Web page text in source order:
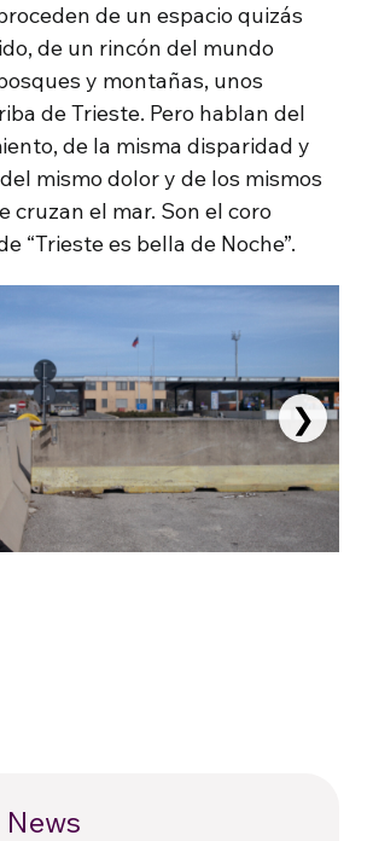
de un espacio quizás
de un rincón del mundo
y montañas, unos
de Trieste. Pero hablan del
de la misma disparidad y
mismo dolor y de los mismos
cruzan el mar. Son el coro
“Trieste es bella de Noche”.
❯
News